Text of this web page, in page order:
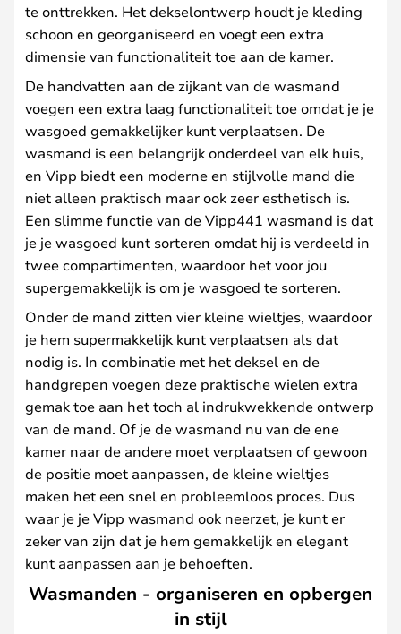
te onttrekken. Het dekselontwerp houdt je kleding
schoon en georganiseerd en voegt een extra
dimensie van functionaliteit toe aan de kamer.
De handvatten aan de zijkant van de wasmand
voegen een extra laag functionaliteit toe omdat je je
wasgoed gemakkelijker kunt verplaatsen. De
wasmand is een belangrijk onderdeel van elk huis,
en Vipp biedt een moderne en stijlvolle mand die
niet alleen praktisch maar ook zeer esthetisch is.
Een slimme functie van de Vipp441 wasmand is dat
je je wasgoed kunt sorteren omdat hij is verdeeld in
twee compartimenten, waardoor het voor jou
supergemakkelijk is om je wasgoed te sorteren.
Onder de mand zitten vier kleine wieltjes, waardoor
je hem supermakkelijk kunt verplaatsen als dat
nodig is. In combinatie met het deksel en de
handgrepen voegen deze praktische wielen extra
gemak toe aan het toch al indrukwekkende ontwerp
van de mand. Of je de wasmand nu van de ene
kamer naar de andere moet verplaatsen of gewoon
de positie moet aanpassen, de kleine wieltjes
maken het een snel en probleemloos proces. Dus
waar je je Vipp wasmand ook neerzet, je kunt er
zeker van zijn dat je hem gemakkelijk en elegant
kunt aanpassen aan je behoeften.
Wasmanden - organiseren en opbergen
in stijl